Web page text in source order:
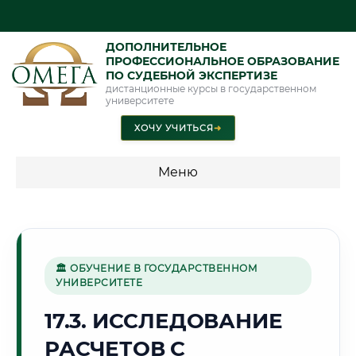
ДОПОЛНИТЕЛЬНОЕ
ПРОФЕССИОНАЛЬНОЕ ОБРАЗОВАНИЕ
ПО СУДЕБНОЙ ЭКСПЕРТИЗЕ
дистанционные курсы в государственном
университете
ХОЧУ УЧИТЬСЯ➜
Меню
специальности"
Стоимость по программам обучения "Судебная экспертиза"
Стоимость по программам обучения "Экспертиза"
🏛 ОБУЧЕНИЕ В ГОСУДАРСТВЕННОМ
УНИВЕРСИТЕТЕ
17.3. ИССЛЕДОВАНИЕ
РАСЧЕТОВ С